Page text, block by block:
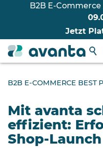
B2B E-
Jetzt
B2B E-COMMERCE BEST
Mit avanta
effizient:
Shop-